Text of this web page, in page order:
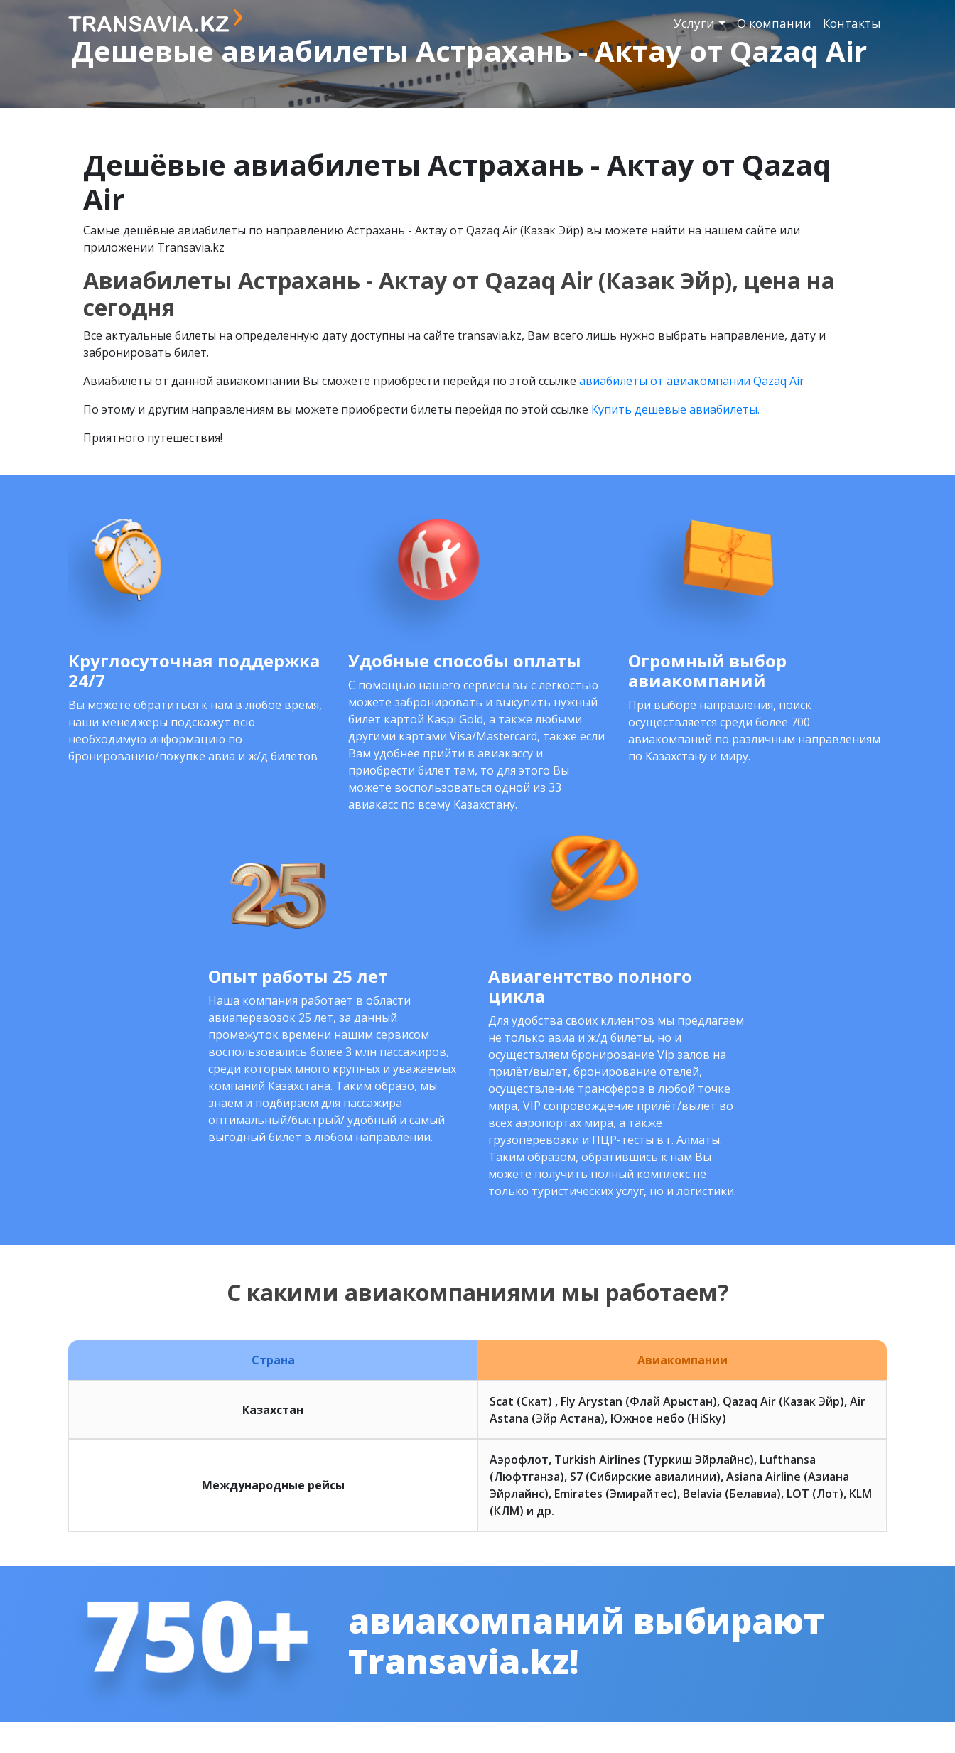
Услуги О компании Контакты
Дешевые авиабилеты Астрахань - Актау от Qazaq Air
Дешёвые авиабилеты Астрахань - Актау от Qazaq
Air
Самые дешёвые авиабилеты по направлению Астрахань - Актау от Qazaq Air (Казак Эйр) вы можете найти на нашем сайте или
приложении Transavia.kz
Авиабилеты Астрахань - Актау от Qazaq Air (Казак Эйр), цена на
сегодня
Все актуальные билеты на определенную дату доступны на сайте transavia.kz, Вам всего лишь нужно выбрать направление, дату и
забронировать билет.
Авиабилеты от данной авиакомпании Вы сможете приобрести перейдя по этой ссылке авиабилеты от авиакомпании Qazaq Air
По этому и другим направлениям вы можете приобрести билеты перейдя по этой ссылке Купить дешевые авиабилеты.
Приятного путешествия!
Круглосуточная поддержка
24/7
Вы можете обратиться к нам в любое время,
наши менеджеры подскажут всю
необходимую информацию по
бронированию/покупке авиа и ж/д билетов
Удобные способы оплаты
С помощью нашего сервисы вы с легкостью
можете забронировать и выкупить нужный
билет картой Kaspi Gold, а также любыми
другими картами Visa/Mastercard, также если
Вам удобнее прийти в авиакассу и
приобрести билет там, то для этого Вы
можете воспользоваться одной из 33
авиакасс по всему Казахстану.
Огромный выбор
авиакомпаний
При выборе направления, поиск
осуществляется среди более 700
авиакомпаний по различным направлениям
по Казахстану и миру.
Опыт работы 25 лет
Наша компания работает в области
авиаперевозок 25 лет, за данный
промежуток времени нашим сервисом
воспользовались более 3 млн пассажиров,
среди которых много крупных и уважаемых
компаний Казахстана. Таким образо, мы
знаем и подбираем для пассажира
оптимальный/быстрый/ удобный и самый
выгодный билет в любом направлении.
Авиагентство полного
цикла
Для удобства своих клиентов мы предлагаем
не только авиа и ж/д билеты, но и
осуществляем бронирование Vip залов на
прилёт/вылет, бронирование отелей,
осуществление трансферов в любой точке
мира, VIP сопровождение прилёт/вылет во
всех аэропортах мира, а также
грузоперевозки и ПЦР-тесты в г. Алматы.
Таким образом, обратившись к нам Вы
можете получить полный комплекс не
только туристических услуг, но и логистики.
С какими авиакомпаниями мы работаем?
Страна Авиакомпании
Казахстан
Scat (Скат) , Fly Arystan (Флай Арыстан), Qazaq Air (Казак Эйр), Air
Astana (Эйр Астана), Южное небо (HiSky)
Международные рейсы
Аэрофлот, Turkish Airlines (Туркиш Эйрлайнс), Lufthansa
(Люфтганза), S7 (Сибирские авиалинии), Asiana Airline (Азиана
Эйрлайнс), Emirates (Эмирайтес), Belavia (Белавиа), LOT (Лот), KLM
(КЛМ) и др.
авиакомпаний выбирают
Transavia.kz!